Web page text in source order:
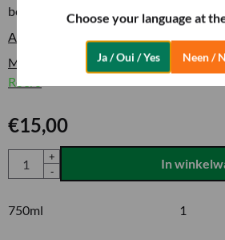
Choose your language at
Ja / Oui / Yes Neen /
bessenfruitsalades
Alcoholpercentage: 13.5%
Meer uitleg over de producent
Antica
Roero
€15,00
Aantal
+
-
In
750ml 1